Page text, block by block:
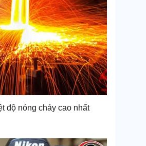
độ nóng chảy cao nhất